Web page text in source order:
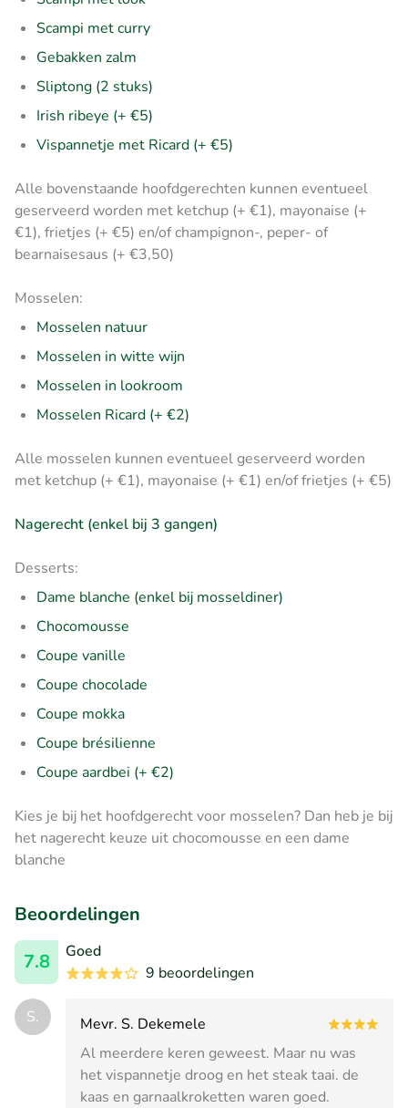
Scampi met curry
Gebakken zalm
Sliptong (2 stuks)
Irish ribeye (+ €5)
Vispannetje met Ricard (+ €5)
Alle bovenstaande hoofdgerechten kunnen eventueel
geserveerd worden met ketchup (+ €1), mayonaise (+
€1), frietjes (+ €5) en/of champignon-, peper- of
bearnaisesaus (+ €3,50)
Mosselen:
Mosselen natuur
Mosselen in witte wijn
Mosselen in lookroom
Mosselen Ricard (+ €2)
Alle mosselen kunnen eventueel geserveerd worden
met ketchup (+ €1), mayonaise (+ €1) en/of frietjes (+ €5)
Nagerecht (enkel bij 3 gangen)
Desserts:
Dame blanche (enkel bij mosseldiner)
Chocomousse
Coupe vanille
Coupe chocolade
Coupe mokka
Coupe brésilienne
Coupe aardbei (+ €2)
Kies je bij het hoofdgerecht voor mosselen? Dan heb je bij
het nagerecht keuze uit chocomousse en een dame
blanche
Beoordelingen
7.8
Goed
9 beoordelingen
S.
Mevr. S. Dekemele
Al meerdere keren geweest. Maar nu was
het vispannetje droog en het steak taai. de
kaas en garnaalkroketten waren goed.